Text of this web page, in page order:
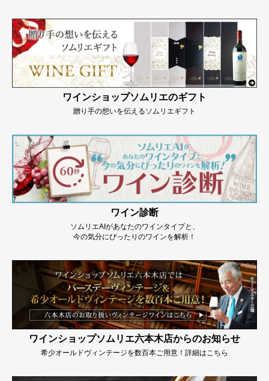
ワインショップソムリエのギフト
贈り手の想いを伝えるソムリエギフト
ワイン診断
ソムリエAIがあなたのワインタイプと、
今の気分にぴったりのワインを解析！
ワインショップソムリエ六本木店からのお知らせ
希少オールドヴィンテージを数百本ご用意！詳細はこちら